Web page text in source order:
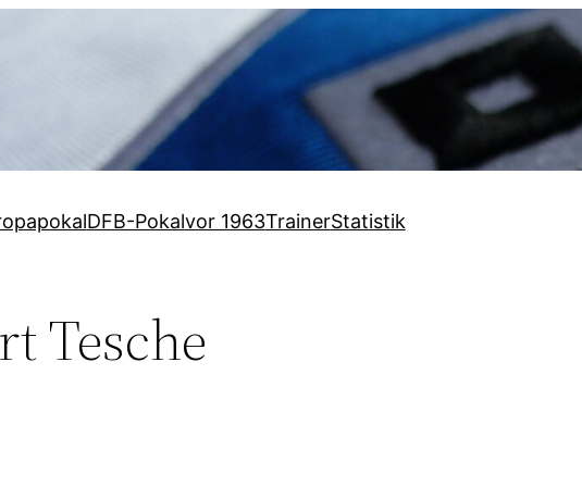
DFB-Pokalvor 1963TrainerStatistik
Tesche